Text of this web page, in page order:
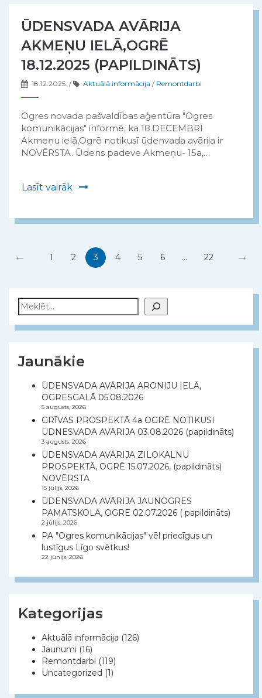
ŪDENSVADA AVĀRIJA
AKMEŅU IELĀ,OGRĒ
18.12.2025 (PAPILDINĀTS)
18.12.2025. / Aktuālā informācija / Remontdarbi
Ogres novada pašvaldības aģentūra "Ogres
komunikācijas" informē, ka 18.DECEMBRĪ
Akmeņu ielā,Ogrē notikusī ūdenvada avārija ir
NOVĒRSTA. Ūdens padeve Akmeņu- 15a,…
Lasīt vairāk
← 1 2 3 4 5 6 ... 22 →
Meklēt
Jaunākie
ŪDENSVADA AVĀRIJA ARONIJU IELĀ,
OGRESGALĀ 05.08.2026
5 augusts, 2026
GRĪVAS PROSPEKTĀ 4a OGRĒ NOTIKUSI
ŪDNESVADA AVĀRIJA 03.08.2026 (papildināts)
3 augusts, 2026
ŪDENSVADA AVĀRIJA ZILOKALNU
PROSPEKTĀ, OGRĒ 15.07.2026, (papildināts)
NOVĒRSTA
15 jūlijs, 2026
ŪDENSVADA AVĀRIJA JAUNOGRES
PAMATSKOLĀ, OGRĒ 02.07.2026 ( papildināts)
2 jūlijs, 2026
PA "Ogres komunikācijas" vēl priecīgus un
lustīgus Līgo svētkus!
22 jūnijs, 2026
Kategorijas
Aktuālā informācija (126)
Jaunumi (16)
Remontdarbi (119)
Uncategorized (1)